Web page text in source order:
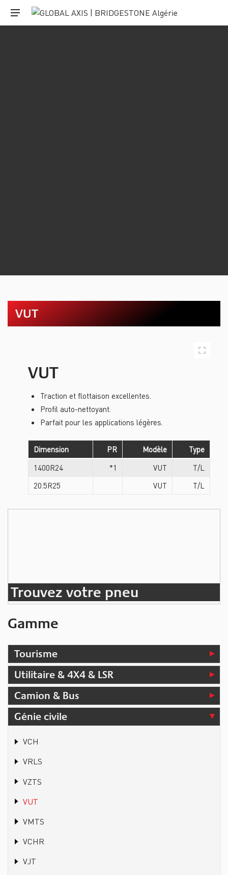
Trouvez votre pneu
Gamme
Tourisme
Utilitaire & 4X4 & LSR
Camion & Bus
Génie civile
VCH
VRLS
VZTS
VUT
VMTS
VCHR
VJT
VUT
VUT
Traction et flottaison excellentes.
Profil auto-nettoyant.
Parfait pour les applications légères.
Dimension PR Modèle
Type
1400R24
*1 VUT
T/L
20.5R25
VUT T/L